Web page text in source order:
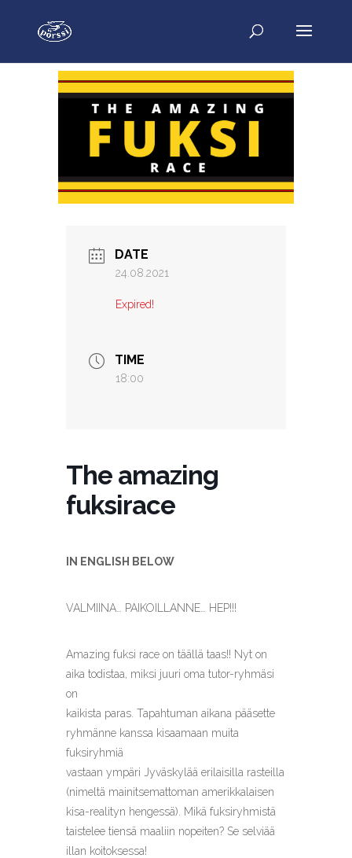
DATE
24.08.2021
Expired!
TIME
18:00
The amazing
fuksirace
IN ENGLISH BELOW
VALMIINA… PAIKOILLANNE… HEP!!!
Amazing fuksi race on täällä taas!! Nyt on
aika todistaa, miksi juuri oma tutor-ryhmäsi
on
kaikista paras. Tapahtuman aikana pääsette
ryhmänne kanssa kisaamaan muita
fuksiryhmiä
vastaan ympäri Jyväskylää erilaisilla rasteilla
(nimeltä mainitsemattoman amerikkalaisen
kisa-realityn hengessä). Mikä fuksiryhmistä
taistelee tiensä maaliin nopeiten? Se selviää
illan koitoksessa!